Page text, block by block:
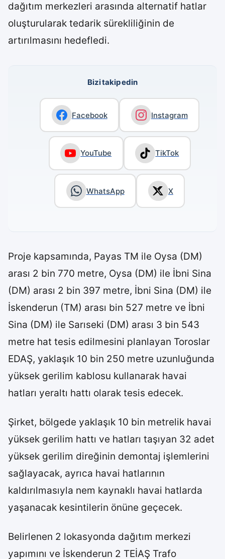
dağıtım merkezleri arasında alternatif hatlar
oluşturularak tedarik sürekliliğinin de
artırılmasını hedefledi.
Bizi takip edin
Facebook Instagram
YouTube TikTok
WhatsApp X
Proje kapsamında, Payas TM ile Oysa (DM)
arası 2 bin 770 metre, Oysa (DM) ile İbni Sina
(DM) arası 2 bin 397 metre, İbni Sina (DM) ile
İskenderun (TM) arası bin 527 metre ve İbni
Sina (DM) ile Sarıseki (DM) arası 3 bin 543
metre hat tesis edilmesini planlayan Toroslar
EDAŞ, yaklaşık 10 bin 250 metre uzunluğunda
yüksek gerilim kablosu kullanarak havai
hatları yeraltı hattı olarak tesis edecek.
Şirket, bölgede yaklaşık 10 bin metrelik havai
yüksek gerilim hattı ve hatları taşıyan 32 adet
yüksek gerilim direğinin demontaj işlemlerini
sağlayacak, ayrıca havai hatlarının
kaldırılmasıyla nem kaynaklı havai hatlarda
yaşanacak kesintilerin önüne geçecek.
Belirlenen 2 lokasyonda dağıtım merkezi
yapımını ve İskenderun 2 TEİAŞ Trafo